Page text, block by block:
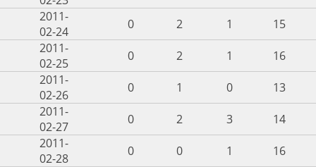
2011-
02-24
0 2 1
15
2011-
02-25
0 2 1
16
2011-
02-26
0 1 0
13
2011-
02-27
0 2 3
14
2011-
02-28
0 0 1 16